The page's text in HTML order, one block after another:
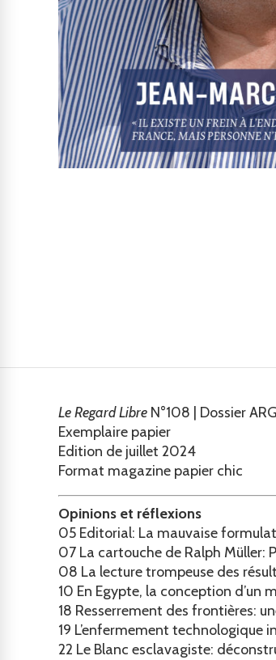
Le Regard Libre N°108 | Dossier
Exemplaire papier
Edition de juillet 2024
Format magazine papier chic
Opinions et réflexions
05 Editorial: La mauvaise
07 La cartouche de Ralph Müller:
08 La lecture trompeuse des
10 En Egypte, la conception d’un
18 Resserrement des frontières:
19 L’enfermement technologique
22 Le Blanc esclavagiste: